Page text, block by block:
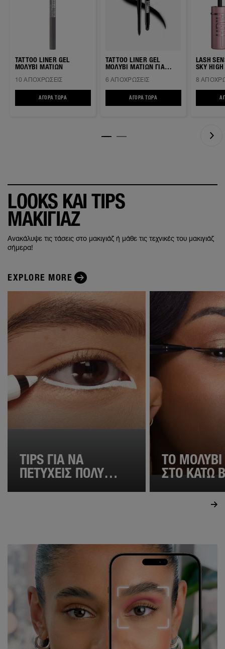
TATTOO LINER GEL
ΜΟΛΥΒΙ ΜΑΤΙΩΝ
10 ΑΠΟΧΡΏΣΕΙΣ
ΑΓΟΡΆ ΤΏΡΑ TATTOO LINER GEL ΜΟΛΥΒΙ ΜΑΤΙΩΝ
TATTOO LINER GEL
ΜΟΛΥΒΙ ΜΑΤΙΩΝ ΓΙΑ
6 ΑΠΟΧΡΏΣΕΙΣ
ΑΓΟΡΆ ΤΏΡΑ TATTOO LINER GEL ΜΟΛΥΒΙ
LASH
SKY HIGH ΜΑΣΚΑΡΑ ΓΙΑ
8
LOOKS ΚΑΙ TIPS
ΜΑΚΙΓΙΑΖ
Ανακάλυψε τις τάσεις στο μακιγιάζ ή μάθε τις τεχνικές του μακιγιάζ
σήμερα!
EXPLORE MORE
TIPS ΓΙΑ ΝΑ
ΠΕΤΎΧΕΙΣ ΠΟΛΎ
ΤΟ
ΣΤΟ ΚΆΤΩ